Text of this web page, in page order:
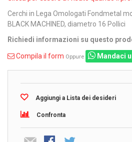
Cerchi in Lega Omologati Fondmetal
BLACK MACHINED, diametro 16 Pollici
Richiedi informazioni su questo
Compila il form Oppure Mandaci
Aggiungi a Lista dei desideri
Confronta